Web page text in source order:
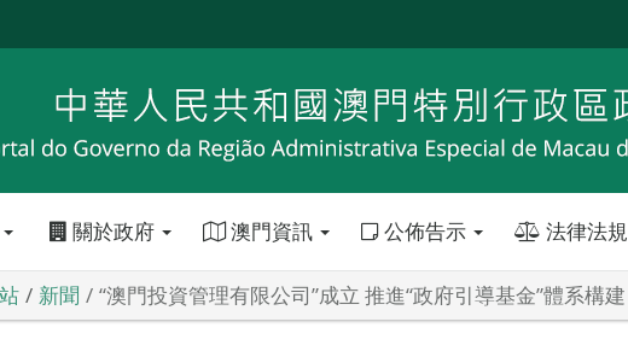
關於政府 澳門資訊 公佈告示 法律法規
新聞 “澳門投資管理有限公司”成立 推進“政府引導基金”體系構建